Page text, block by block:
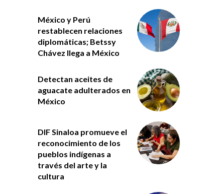
México y Perú
restablecen relaciones
diplomáticas; Betssy
Chávez llega a México
Detectan aceites de
aguacate adulterados en
México
DIF Sinaloa promueve el
reconocimiento de los
pueblos indígenas a
través del arte y la
cultura